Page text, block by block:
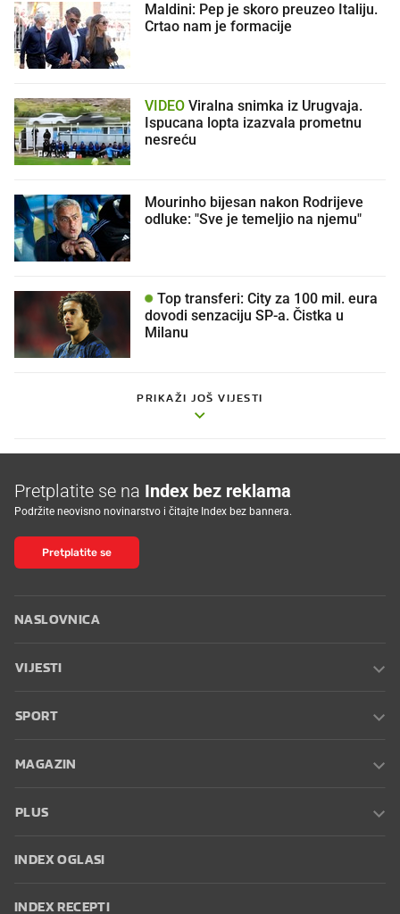
Maldini: Pep je skoro preuzeo Italiju.
Crtao nam je formacije
VIDEO
Ispucana lopta izazvala prometnu
nesreću
Mourinho bijesan nakon Rodrijeve
odluke: "Sve je temeljio na njemu"
Top transferi: City za 100 mil. eura
dovodi senzaciju SP-a. Čistka u
Milanu
PRIKAŽI JOŠ VIJESTI
Pretplatite se na Index bez reklama
Podržite neovisno novinarstvo i čitajte Index bez bannera.
Pretplatite se
NASLOVNICA
VIJESTI
SPORT
MAGAZIN
PLUS
INDEX OGLASI
INDEX RECEPTI